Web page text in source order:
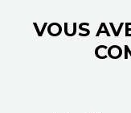
VOUS